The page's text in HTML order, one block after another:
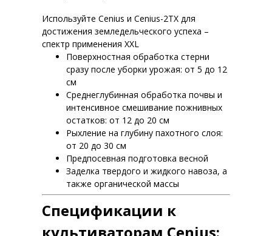
Используйте Cenius и Cenius-2TX для
достижения земледельческого успеха –
спектр применения XXL
Поверхностная обработка стерни
сразу после уборки урожая: от 5 до 12
см
Среднеглубинная обработка почвы и
интенсивное смешивание пожнивных
остатков: от 12 до 20 см
Рыхление на глубину пахотного слоя:
от 20 до 30 см
Предпосевная подготовка весной
Заделка твердого и жидкого навоза, а
также органической массы
Спецификации к
культиваторам Cenius: